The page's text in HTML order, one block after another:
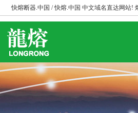
快熔断器.中国 / 快熔.中国 中文域名直达网站!